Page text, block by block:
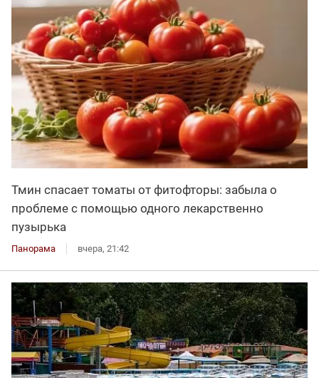
Тмин спасает томаты от фитофторы: забыла о
проблеме с помощью одного лекарственно
пузырька
Панорама вчера, 21:42